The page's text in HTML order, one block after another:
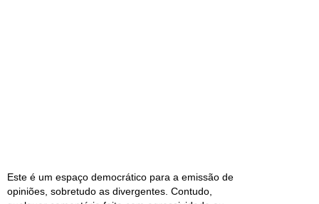
Este é um espaço democrático para a emissão de
opiniões, sobretudo as divergentes. Contudo,